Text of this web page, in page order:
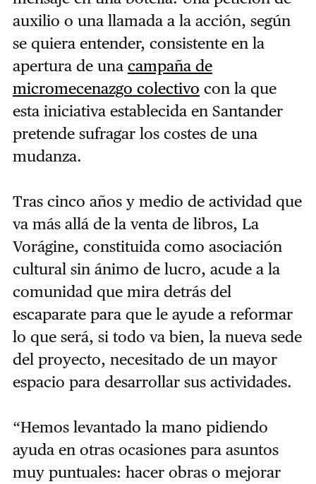
auxilio o una llamada a la acción, según
se quiera entender, consistente en la
apertura de una campaña de
micromecenazgo colectivo con la que
esta iniciativa establecida en Santander
pretende sufragar los costes de una
mudanza.
Tras cinco años y medio de actividad que
va más allá de la venta de libros, La
Vorágine, constituida como asociación
cultural sin ánimo de lucro, acude a la
comunidad que mira detrás del
escaparate para que le ayude a reformar
lo que será, si todo va bien, la nueva sede
del proyecto, necesitado de un mayor
espacio para desarrollar sus actividades.
“Hemos levantado la mano pidiendo
ayuda en otras ocasiones para asuntos
muy puntuales: hacer obras o mejorar